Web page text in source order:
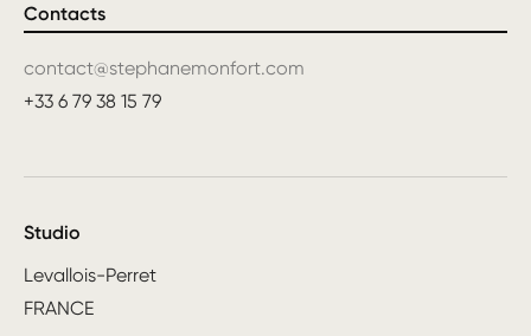
Contacts
contact@stephanemonfort.com
+33 6 79 38 15 79
Studio
Levallois-Perret
FRANCE